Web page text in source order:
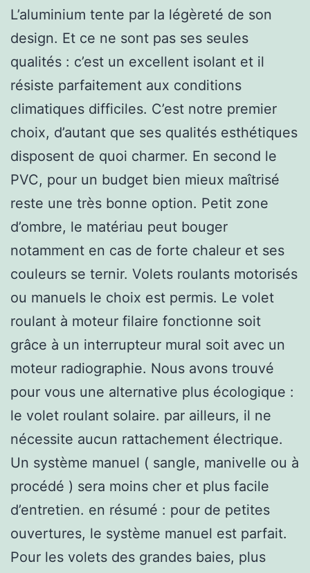
L’aluminium tente par la légèreté de son
design. Et ce ne sont pas ses seules
qualités : c’est un excellent isolant et il
résiste parfaitement aux conditions
climatiques difficiles. C’est notre premier
choix, d’autant que ses qualités esthétiques
disposent de quoi charmer. En second le
PVC, pour un budget bien mieux maîtrisé
reste une très bonne option. Petit zone
d’ombre, le matériau peut bouger
notamment en cas de forte chaleur et ses
couleurs se ternir. Volets roulants motorisés
ou manuels le choix est permis. Le volet
roulant à moteur filaire fonctionne soit
grâce à un interrupteur mural soit avec un
moteur radiographie. Nous avons trouvé
pour vous une alternative plus écologique :
le volet roulant solaire. par ailleurs, il ne
nécessite aucun rattachement électrique.
Un système manuel ( sangle, manivelle ou à
procédé ) sera moins cher et plus facile
d’entretien. en résumé : pour de petites
ouvertures, le système manuel est parfait.
Pour les volets des grandes baies, plus